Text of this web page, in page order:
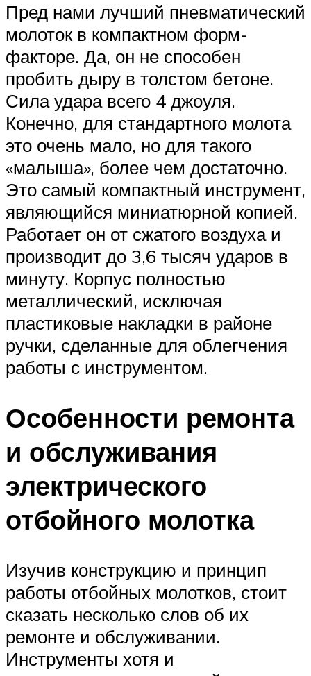
Пред нами лучший пневматический
молоток в компактном форм-
факторе. Да, он не способен
пробить дыру в толстом бетоне.
Сила удара всего 4 джоуля.
Конечно, для стандартного молота
это очень мало, но для такого
«малыша», более чем достаточно.
Это самый компактный инструмент,
являющийся миниатюрной копией.
Работает он от сжатого воздуха и
производит до 3,6 тысяч ударов в
минуту. Корпус полностью
металлический, исключая
пластиковые накладки в районе
ручки, сделанные для облегчения
работы с инструментом.
Особенности ремонта
и обслуживания
электрического
отбойного молотка
Изучив конструкцию и принцип
работы отбойных молотков, стоит
сказать несколько слов об их
ремонте и обслуживании.
Инструменты хотя и